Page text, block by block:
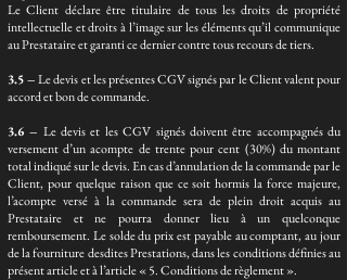
Le Client déclare être titulaire de tous les droits de propriété
intellectuelle et droits à l’image sur les éléments qu’il communique
au Prestataire et garanti ce dernier contre tous recours de tiers.
3.5 –Le devis et les présentes CGV signés par le Client valent pour
accord et bon de commande.
3.6 – Le devis et les CGV signés doivent être accompagnés du
versement d’un acompte de trente pour cent (30%) du montant
total indiqué sur le devis. En cas d’annulation de la commande par le
Client, pour quelque raison que ce soit hormis la force majeure,
l’acompte versé à la commande sera de plein droit acquis au
Prestataire et ne pourra donner lieu à un quelconque
remboursement. Le solde du prix est payable au comptant, au jour
de la fourniture desdites Prestations, dans les conditions définies au
présent article et à l’article « 5. Conditions de règlement ».